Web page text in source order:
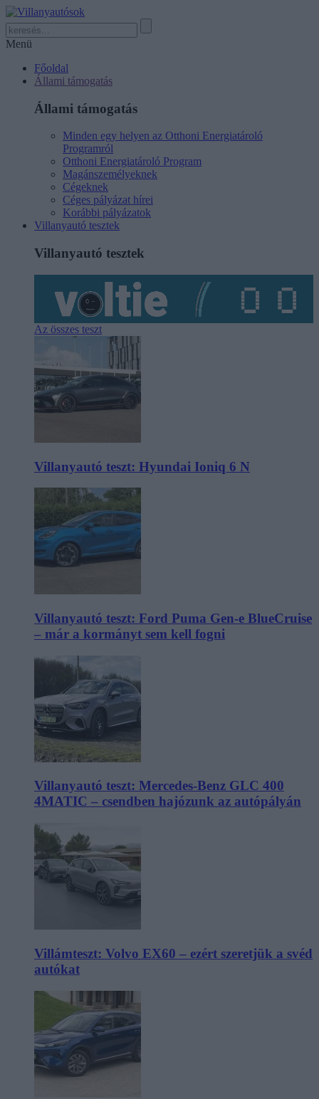
Menü
Főoldal
Állami támogatás
Állami támogatás
Minden egy helyen az Otthoni Energiatároló
Programról
Otthoni Energiatároló Program
Magánszemélyeknek
Cégeknek
Céges pályázat hírei
Korábbi pályázatok
Villanyautó tesztek
Villanyautó tesztek
Az összes teszt
Villanyautó teszt: Hyundai Ioniq 6 N
Villanyautó teszt: Ford Puma Gen-e BlueCruise
– már a kormányt sem kell fogni
Villanyautó teszt: Mercedes-Benz GLC 400
4MATIC – csendben hajózunk az autópályán
Villámteszt: Volvo EX60 – ezért szeretjük a svéd
autókat